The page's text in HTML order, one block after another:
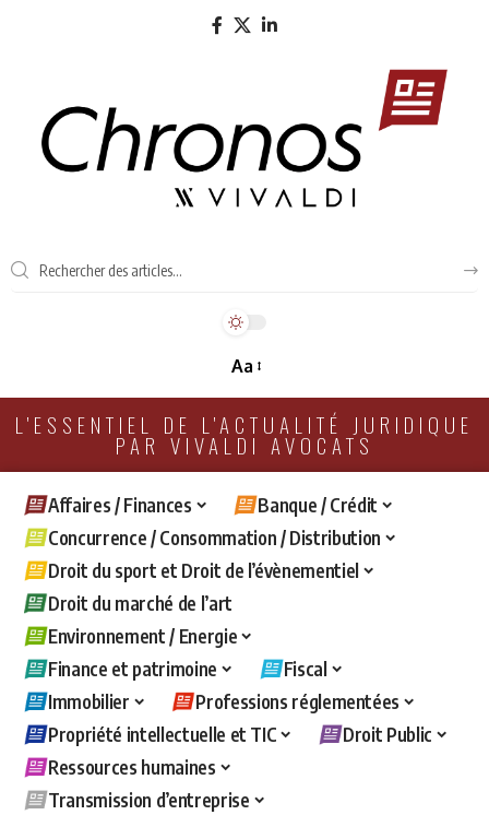
Aa
L'ESSENTIEL DE L'ACTUALITÉ JURIDIQUE
PAR VIVALDI AVOCATS
Affaires / Finances
Banque / Crédit
Concurrence / Consommation / Distribution
Droit du sport et Droit de l’évènementiel
Droit du marché de l’art
Environnement / Energie
Finance et patrimoine
Fiscal
Immobilier
Professions réglementées
Propriété intellectuelle et TIC
Droit Public
Ressources humaines
Transmission d’entreprise